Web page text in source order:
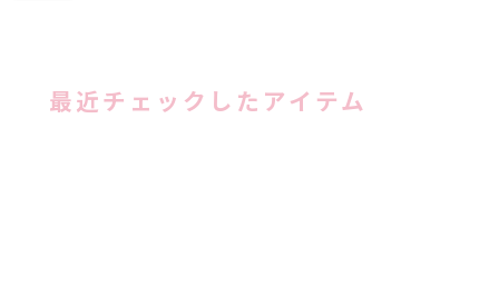
最近チェックしたアイテム